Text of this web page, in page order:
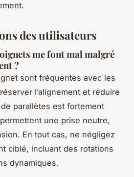
des utilisateurs
me font mal malgré
?
sont fréquentes avec les
l’alignement et réduire
parallètes est fortement
une prise neutre,
En tout cas, ne négligez
ciblé, incluant des rotations
dynamiques.